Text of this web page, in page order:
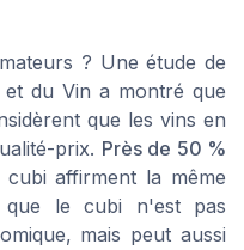
? Une étude de
du Vin a montré que
que les vins en
prix. Près de 50 %
affirment la même
que le cubi n'est pas
mais peut aussi